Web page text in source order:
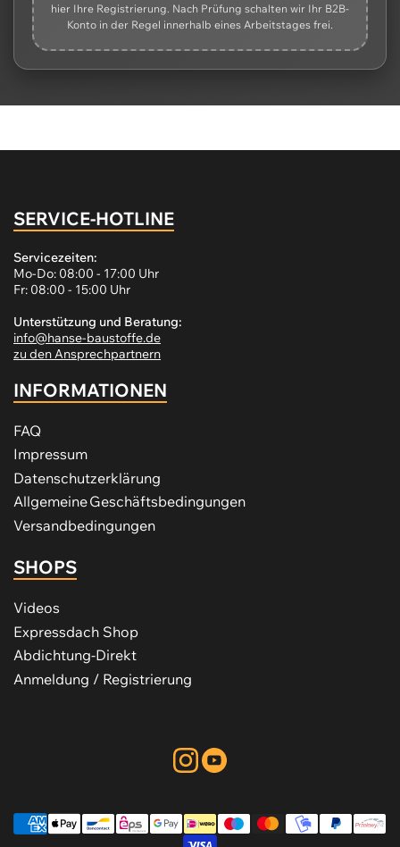
hier Ihre Registrierung. Nach Prüfung schalten wir Ihr B2B-
Konto in der Regel innerhalb eines Arbeitstages frei.
SERVICE-HOTLINE
Servicezeiten:
Mo-Do: 08:00 - 17:00 Uhr
Fr: 08:00 - 15:00 Uhr
Unterstützung und Beratung:
info@hanse-baustoffe.de
zu den Ansprechpartnern
INFORMATIONEN
FAQ
Impressum
Datenschutzerklärung
Allgemeine Geschäftsbedingungen
Versandbedingungen
SHOPS
Videos
Expressdach Shop
Abdichtung-Direkt
Anmeldung / Registrierung
InstagramYouTube
Zahlungsmethoden